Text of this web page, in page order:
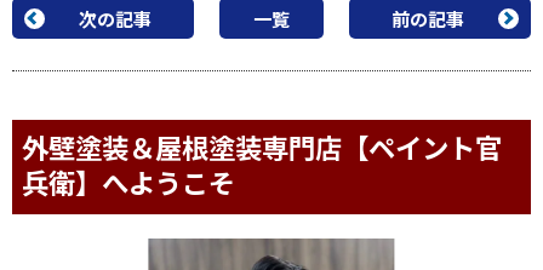
次の記事 一覧 前の記事
外壁塗装＆屋根塗装専門店【ペイント官
兵衛】へようこそ